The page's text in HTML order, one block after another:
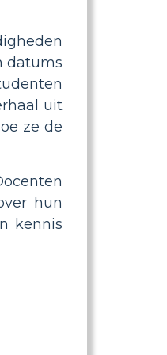
datums
uit
ze de
hun
kennis